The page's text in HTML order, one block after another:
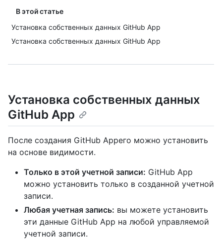
В этой статье
Установка собственных данных GitHub App
Установка собственных данных GitHub App
Установка собственных данных
GitHub App
После создания GitHub Appего можно установить
на основе видимости.
Только в этой учетной записи: GitHub App
можно установить только в созданной учетной
записи.
Любая учетная запись: вы можете установить
эти данные GitHub App на любой управляемой
учетной записи.